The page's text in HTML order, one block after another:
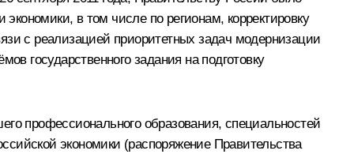
экономики, в том числе по регионам, корректировку
с реализацией приоритетных задач модернизации
государственного задания на подготовку
профессионального образования, специальностей
экономики (распоряжение Правительства